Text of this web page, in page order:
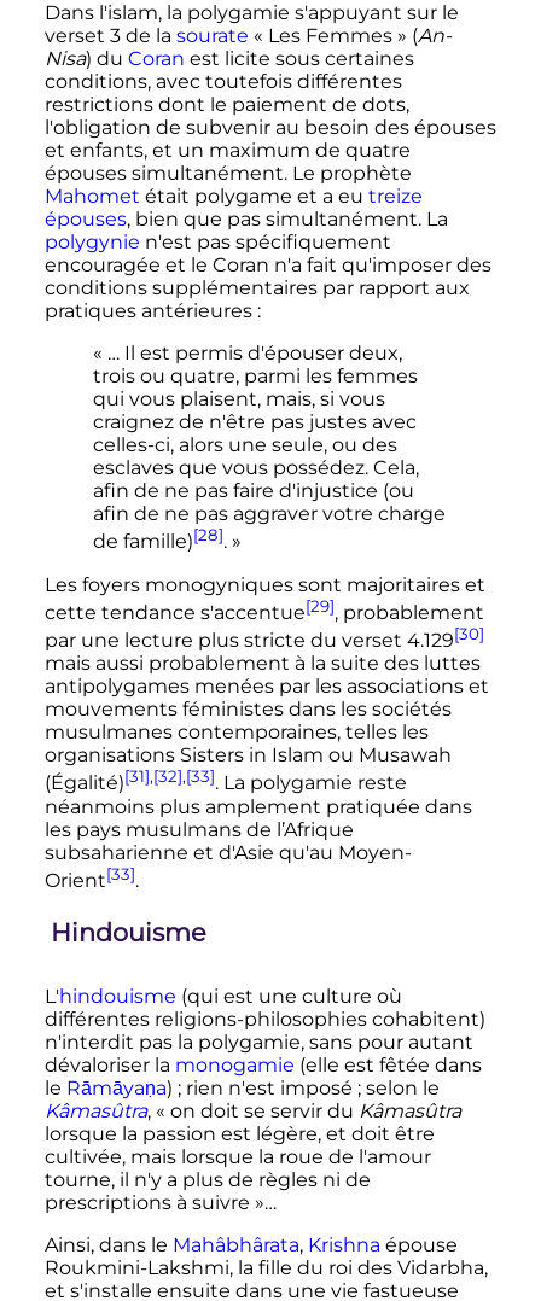
Dans l'islam, la polygamie s'appuyant sur le
verset 3 de la sourate « Les Femmes » (An-
Nisa) du Coran est licite sous certaines
conditions, avec toutefois différentes
restrictions dont le paiement de dots,
l'obligation de subvenir au besoin des épouses
et enfants, et un maximum de quatre
épouses simultanément. Le prophète
Mahomet était polygame et a eu treize
épouses, bien que pas simultanément. La
polygynie n'est pas spécifiquement
encouragée et le Coran n'a fait qu'imposer des
conditions supplémentaires par rapport aux
pratiques antérieures :
« … Il est permis d'épouser deux,
trois ou quatre, parmi les femmes
qui vous plaisent, mais, si vous
craignez de n'être pas justes avec
celles-ci, alors une seule, ou des
esclaves que vous possédez. Cela,
afin de ne pas faire d'injustice (ou
afin de ne pas aggraver votre charge
de famille)[28]. »
Les foyers monogyniques sont majoritaires et
cette tendance s'accentue[29], probablement
par une lecture plus stricte du verset 4.129[30]
mais aussi probablement à la suite des luttes
antipolygames menées par les associations et
mouvements féministes dans les sociétés
musulmanes contemporaines, telles les
organisations Sisters in Islam ou Musawah
(Égalité)[31],[32],[33]. La polygamie reste
néanmoins plus amplement pratiquée dans
les pays musulmans de l’Afrique
subsaharienne et d'Asie qu'au Moyen-
Orient[33].
Hindouisme
L'hindouisme (qui est une culture où
différentes religions-philosophies cohabitent)
n'interdit pas la polygamie, sans pour autant
dévaloriser la monogamie (elle est fêtée dans
le Rāmāyaṇa) ; rien n'est imposé ; selon le
Kâmasûtra, « on doit se servir du Kâmasûtra
lorsque la passion est légère, et doit être
cultivée, mais lorsque la roue de l'amour
tourne, il n'y a plus de règles ni de
prescriptions à suivre »…
Ainsi, dans le Mahâbhârata, Krishna épouse
Roukmini-Lakshmi, la fille du roi des Vidarbha,
et s'installe ensuite dans une vie fastueuse